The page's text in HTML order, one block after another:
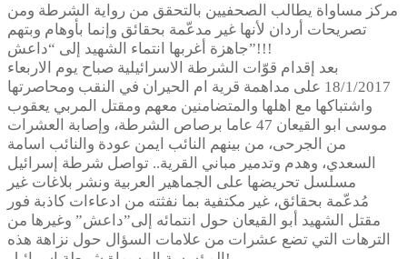
مركز مساواة يطالب الصحفيين بالتحقق من رواية الشرطة ومن
تصريحات أردان لأنها غير مدعّمة بحقائق وإنما بأوهام وبتهم
جاهزة أغربها انتماء الشهيد إلى “داعش”!!!
بعد إقدام قوّات الشرطة الاسرائيلية صباح يوم الاربعاء
18/1/2017 على مداهمة قرية ام الحيران في النقب ومحاصرتها
واشتباكها مع اهلها والمتضامنين معهم ومقتل المربي يعقوب
موسى ابو القيعان 47 عاما برصاص الشرطة، وإصابة العشرات
من الجرحى، من بينهم النائب ايمن عودة والنائب اسامة
السعدي، وهدم وتدمير مباني القرية.. تواصل شرطة إسرائيل
مسلسل تحريضها على الجماهير العربية ونشر بلاغات غير
مُدعّمة بحقائق، غير مكتفية بما نفثته من ادعاءات كاذبة فور
مقتل الشهيد أبو القيعان حول انتمائه إلى”داعش” وغيرها من
الترهات التي تضع عشرات من علامات السؤال حول نزاهة هذه